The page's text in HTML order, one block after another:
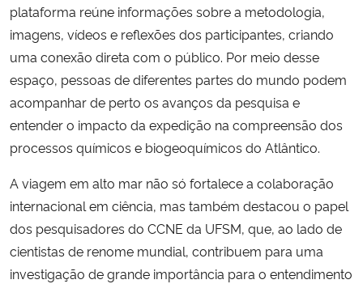
plataforma reúne informações sobre a metodologia,
imagens, vídeos e reflexões dos participantes, criando
uma conexão direta com o público. Por meio desse
espaço, pessoas de diferentes partes do mundo podem
acompanhar de perto os avanços da pesquisa e
entender o impacto da expedição na compreensão dos
processos químicos e biogeoquímicos do Atlântico.
A viagem em alto mar não só fortalece a colaboração
internacional em ciência, mas também destacou o papel
dos pesquisadores do CCNE da UFSM, que, ao lado de
cientistas de renome mundial, contribuem para uma
investigação de grande importância para o entendimento